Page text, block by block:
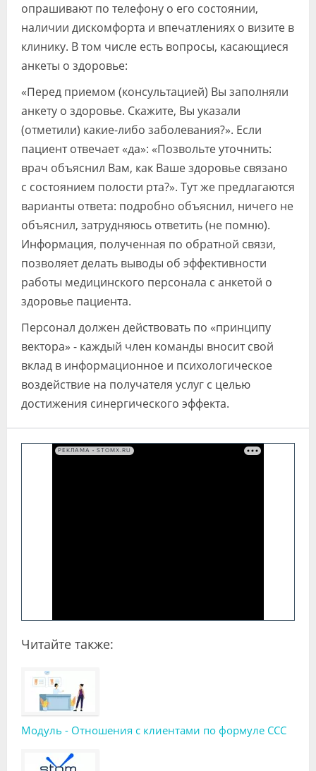
опрашивают по телефону о его состоянии,
наличии дискомфорта и впечатлениях о визите в
клинику. В том числе есть вопросы, касающиеся
анкеты о здоровье:
«Перед приемом (консультацией) Вы заполняли
анкету о здоровье. Скажите, Вы указали
(отметили) какие-либо заболевания?». Если
пациент отвечает «да»: «Позвольте уточнить:
врач объяснил Вам, как Ваше здоровье связано
с состоянием полости рта?». Тут же предлагаются
варианты ответа: подробно объяснил, ничего не
объяснил, затрудняюсь ответить (не помню).
Информация, полученная по обратной связи,
позволяет делать выводы об эффективности
работы медицинского персонала с анкетой о
здоровье пациента.
Персонал должен действовать по «принципу
вектора» - каждый член команды вносит свой
вклад в информационное и психологическое
воздействие на получателя услуг с целью
достижения синергического эффекта.
РЕКЛАМА • STOMX.RU
Читайте также:
Модуль - Отношения с клиентами по формуле ССС